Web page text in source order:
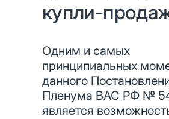
купли-
Одним и самых
принципиальных
данного
Пленума ВАС РФ №
является